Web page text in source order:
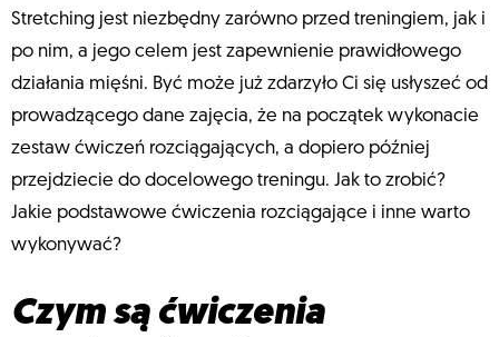
Stretching jest niezbędny zarówno przed treningiem, jak i
po nim, a jego celem jest zapewnienie prawidłowego
działania mięśni. Być może już zdarzyło Ci się usłyszeć od
prowadzącego dane zajęcia, że na początek wykonacie
zestaw ćwiczeń rozciągających, a dopiero później
przejdziecie do docelowego treningu. Jak to zrobić?
Jakie podstawowe ćwiczenia rozciągające i inne warto
wykonywać?
Czym są ćwiczenia